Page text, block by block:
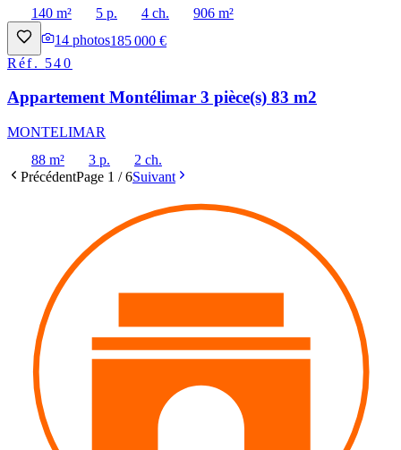
140 m²
5 p. 4 ch.
906 m²
14 photos185 000 €
Réf. 540
Appartement Montélimar 3 pièce(s) 83 m2
MONTELIMAR
88 m²
3 p.
2 ch.
PrécédentPage 1 /6Suivant